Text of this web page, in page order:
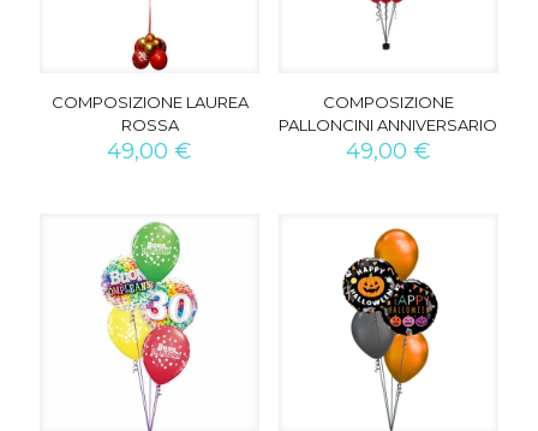
COMPOSIZIONE LAUREA
ROSSA
49,00€
COMPOSIZIONE
PALLONCINI ANNIVERSARIO
49,00 €